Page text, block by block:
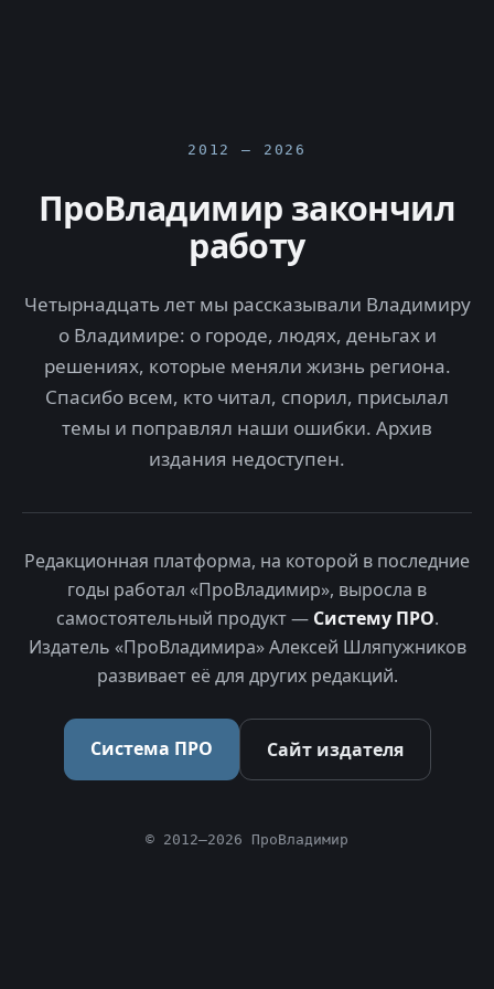
2012 — 2026
ПроВладимир закончил
работу
Четырнадцать лет мы рассказывали Владимиру
о Владимире: о городе, людях, деньгах и
решениях, которые меняли жизнь региона.
Спасибо всем, кто читал, спорил, присылал
темы и поправлял наши ошибки. Архив
издания недоступен.
Редакционная платформа, на которой в последние
годы работал «ПроВладимир», выросла в
самостоятельный продукт — Систему ПРО.
Издатель «ПроВладимира» Алексей Шляпужников
развивает её для других редакций.
Система ПРО Сайт издателя
© 2012–2026 ПроВладимир